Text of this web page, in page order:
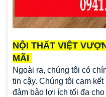
NỘI THẤT VIỆT
MÃI
Ngoài ra, chúng tôi có
tin cậy. Chúng tôi cam
đảm bảo lợi ích tối đa